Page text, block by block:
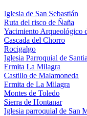
Iglesia de San Sebastián
Ruta del risco de Ñaña
Yacimiento Arqueológico
Cascada del Chorro
Rocigalgo
Iglesia Parroquial de
Ermita La Milagra
Castillo de Malamoneda
Ermita de La Milagra
Montes de Toledo
Sierra de Hontanar
Iglesia parroquial de San